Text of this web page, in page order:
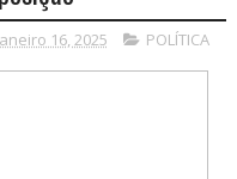
16, 2025 POLÍTICA